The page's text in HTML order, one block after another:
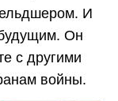
И
Он
с другими
войны.